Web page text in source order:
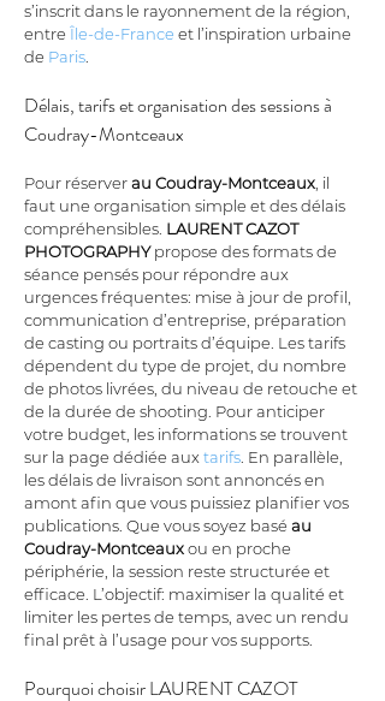
s’inscrit dans le rayonnement de la région,
entre Île-de-France et l’inspiration urbaine
de Paris
Délais, tarifs et organisation des sessions à
Coudray-Montceaux
Pour réserver au Coudray-Montceaux , il
faut une organisation simple et des délais
compréhensibles. LAURENT CAZOT
PHOTOGRAPHY propose des formats de
séance pensés pour répondre aux
urgences fréquentes: mise à jour de profil,
communication d’entreprise, préparation
de casting ou portraits d’équipe. Les tarifs
dépendent du type de projet, du nombre
de photos livrées, du niveau de retouche et
de la durée de shooting. Pour anticiper
votre budget, les informations se trouvent
sur la page dédiée aux tarifs . En parallèle,
les délais de livraison sont annoncés en
amont afin que vous puissiez planifier vos
publications. Que vous soyez basé au
Coudray-Montceaux ou en proche
périphérie, la session reste structurée et
efficace. L’objectif: maximiser la qualité et
limiter les pertes de temps, avec un rendu
final prêt à l’usage pour vos supports.
Pourquoi choisir LAURENT CAZOT